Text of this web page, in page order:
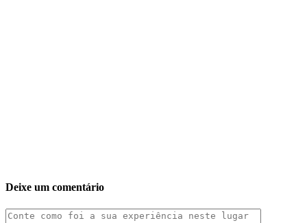
Deixe um comentário